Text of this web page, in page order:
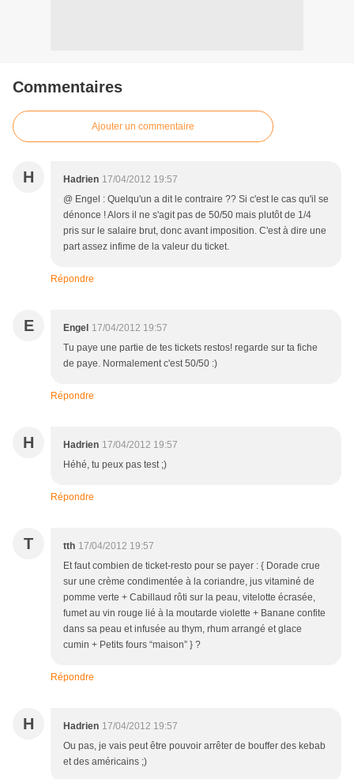
Commentaires
Ajouter un commentaire
H Hadrien 17/04/2012 19:57
@ Engel : Quelqu'un a dit le contraire ?? Si c'est le cas qu'il se
dénonce ! Alors il ne s'agit pas de 50/50 mais plutôt de 1/4
pris sur le salaire brut, donc avant imposition. C'est à dire une
part assez infime de la valeur du ticket.
Répondre
E Engel 17/04/2012 19:57
Tu paye une partie de tes tickets restos! regarde sur ta fiche
de paye. Normalement c'est 50/50 :)
Répondre
H Hadrien 17/04/2012 19:57
Héhé, tu peux pas test ;)
Répondre
T tth 17/04/2012 19:57
Et faut combien de ticket-resto pour se payer : { Dorade crue
sur une crème condimentée à la coriandre, jus vitaminé de
pomme verte + Cabillaud rôti sur la peau, vitelotte écrasée,
fumet au vin rouge lié à la moutarde violette + Banane confite
dans sa peau et infusée au thym, rhum arrangé et glace
cumin + Petits fours “maison” } ?
Répondre
H Hadrien 17/04/2012 19:57
Ou pas, je vais peut être pouvoir arrêter de bouffer des kebab
et des américains ;)